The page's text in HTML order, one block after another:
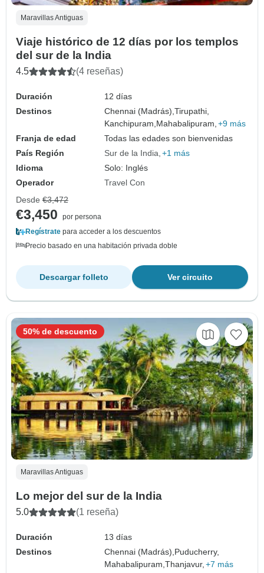
Maravillas Antiguas
Viaje histórico de 12 días por los templos
del sur de la India
4.5 (4 reseñas)
Duración
12 días
Destinos
Chennai (Madrás),Tirupathi,
Kanchipuram,Mahabalipuram, +9 más
Franja de edad
Todas las edades son bienvenidas
País Región
Sur de la India +1 más
Idioma
Solo: Inglés
Operador
Travel Con
Desde €3,472
€3,450
por persona
Regístrate para acceder a los descuentos
Precio basado en una habitación privada doble
Ver circuito
Descargar folleto
Maravillas Antiguas
Lo mejor del sur de la India
5.0 (1 reseña)
Duración
13 días
Destinos
Chennai (Madrás), Puducherry,
Mahabalipuram,Thanjavur, +7 más
50% de descuento